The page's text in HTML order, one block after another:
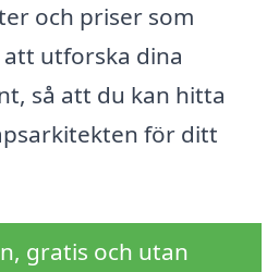
och priser som
utforska dina
så att du kan hitta
för ditt
gratis och utan